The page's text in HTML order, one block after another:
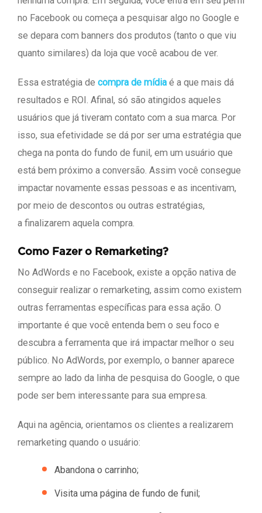
no Facebook ou começa a pesquisar algo no Google e
se depara com banners dos produtos (tanto o que viu
quanto similares) da loja que você acabou de ver.
Essa estratégia de compra de mídia é a que mais dá
resultados e ROI. Afinal, só são atingidos aqueles
usuários que já tiveram contato com a sua marca. Por
isso, sua efetividade se dá por ser uma estratégia que
chega na ponta do fundo de funil, em um usuário que
está bem próximo a conversão. Assim você consegue
impactar novamente essas pessoas e as incentivam,
por meio de descontos ou outras estratégias,
a finalizarem aquela compra.
Como Fazer o Remarketing?
No AdWords e no Facebook, existe a opção nativa de
conseguir realizar o remarketing, assim como existem
outras ferramentas específicas para essa ação. O
importante é que você entenda bem o seu foco e
descubra a ferramenta que irá impactar melhor o seu
público. No AdWords, por exemplo, o banner aparece
sempre ao lado da linha de pesquisa do Google, o que
pode ser bem interessante para sua empresa.
Aqui na agência, orientamos os clientes a realizarem
remarketing quando o usuário:
Abandona o carrinho;
Visita uma página de fundo de funil;